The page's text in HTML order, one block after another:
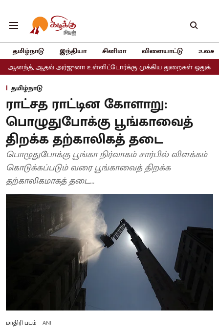
தமிழ்நாடு இந்தியா சினிமா விளையாட்டு
உள்ளிட்டோர்க்கு முக்கிய துறைகள் ஒதுக்கீடு
தமிழ்நாடு
ராட்சத ராட்டின கோளாறு:
பொழுதுபோக்கு பூங்காவைத்
திறக்க தற்காலிகத் தடை
பொழுதுபோக்கு பூங்கா நிர்வாகம் சார்பில் விளக்கம்
கொடுக்கப்படும் வரை பூங்காவைத் திறக்க
தற்காலிகமாகத் தடை...
மாதிரி படம் ANI